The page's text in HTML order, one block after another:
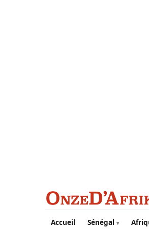
Aller au contenu principal
Accueil Sénégal